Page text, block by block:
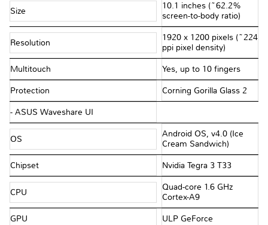
Size
10.1 inches (~62.2%
screen-to-body ratio)
Resolution
1920 x 1200 pixels (~224
ppi pixel density)
Multitouch Yes, up to 10 fingers
Protection Corning Gorilla Glass 2
- ASUS Waveshare UI
OS
Android OS, v4.0 (Ice
Cream Sandwich)
Chipset Nvidia Tegra 3 T33
CPU
Quad-core 1.6 GHz
Cortex-A9
GPU ULP GeForce